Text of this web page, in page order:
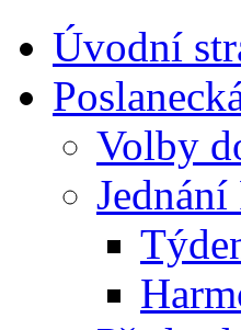
Úvodní
Volby
Jednání